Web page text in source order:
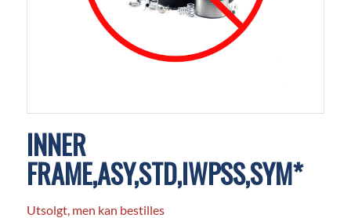
INNER
FRAME,ASY,STD,IWPSS,SYM*
Utsolgt, men kan bestilles